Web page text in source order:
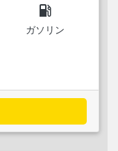
local_gas_station
ガソリン